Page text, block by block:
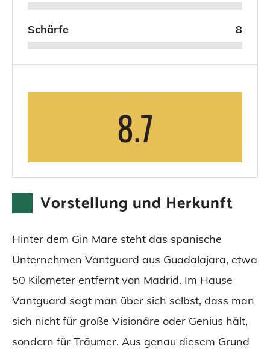
Schärfe 8
8.7
Vorstellung und Herkunft
Hinter dem Gin Mare steht das spanische
Unternehmen Vantguard aus Guadalajara, etwa
50 Kilometer entfernt von Madrid. Im Hause
Vantguard sagt man über sich selbst, dass man
sich nicht für große Visionäre oder Genius hält,
sondern für Träumer. Aus genau diesem Grund